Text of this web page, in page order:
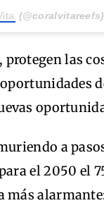
las
a
el 2050 el